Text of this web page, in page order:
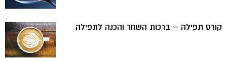
קורס תפילה – ברכות השחר והכנה לתפילה